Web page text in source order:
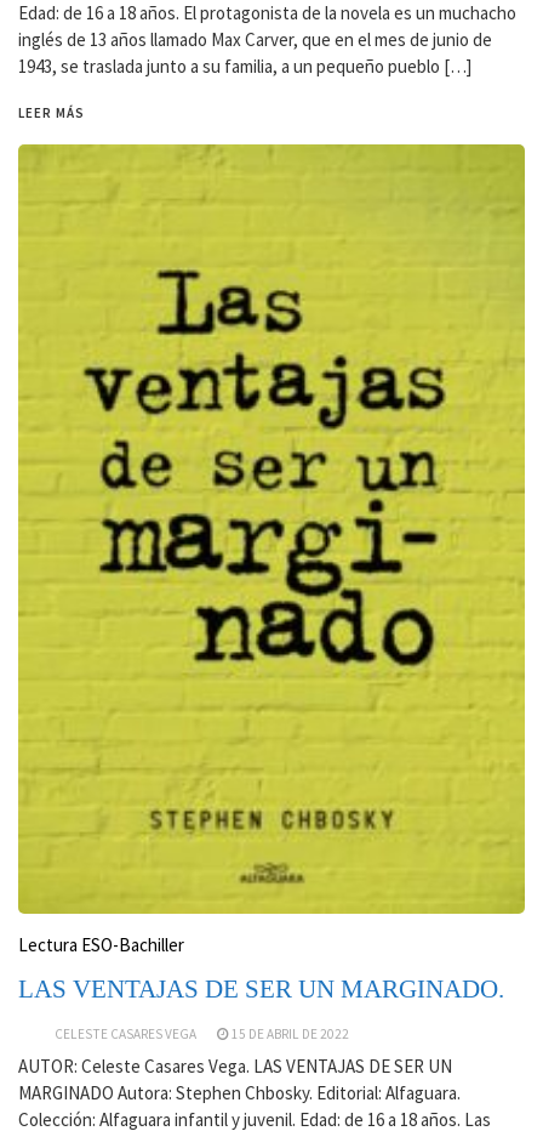
Edad: de 16 a 18 años. El protagonista de la novela es un muchacho
inglés de 13 años llamado Max Carver, que en el mes de junio de
1943, se traslada junto a su familia, a un pequeño pueblo […]
LEER MÁS
Lectura ESO-Bachiller
LAS VENTAJAS DE SER UN MARGINADO.
CELESTE CASARES VEGA 15 DE ABRIL DE 2022
AUTOR: Celeste Casares Vega. LAS VENTAJAS DE SER UN
MARGINADO Autora: Stephen Chbosky. Editorial: Alfaguara.
Colección: Alfaguara infantil y juvenil. Edad: de 16 a 18 años. Las